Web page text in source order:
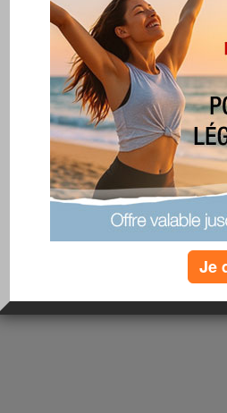
Je m’appelle...
publié le 05/11/2008 à 17:00
Je m’appelle...VIRGINIE J AI 26 ANS ET JE
lire la suite
1 - 1 de 1 « ‹ Préc. Suiv. › »
Je